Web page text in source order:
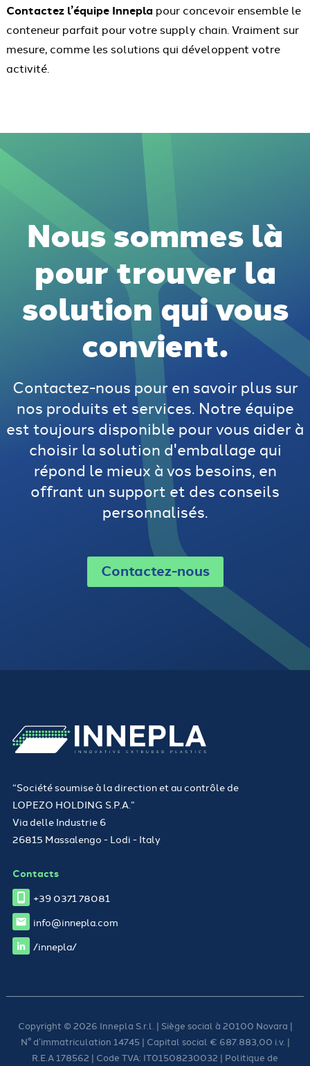
Contactez l’équipe Innepla pour concevoir ensemble le
conteneur parfait pour votre supply chain. Vraiment sur
mesure, comme les solutions qui développent votre
activité.
Nous sommes là
pour trouver la
solution qui vous
convient.
Contactez-nous pour en savoir plus sur
nos produits et services. Notre équipe
est toujours disponible pour vous aider à
choisir la solution d'emballage qui
répond le mieux à vos besoins, en
offrant un support et des conseils
personnalisés.
Contactez-nous
“Société soumise à la direction et au contrôle de
LOPEZO HOLDING S.P.A.”
Via delle Industrie 6
26815 Massalengo - Lodi - Italy
Contacts
+39 0371 78081
info@innepla.com
/innepla/
Copyright © 2026 Innepla S.r.l. | Siège social à 20100 Novara |
N° d’immatriculation 14745 | Capital social € 687.883,00 i.v. |
R.E.A 178562 | Code TVA: IT01508230032 | Politique de